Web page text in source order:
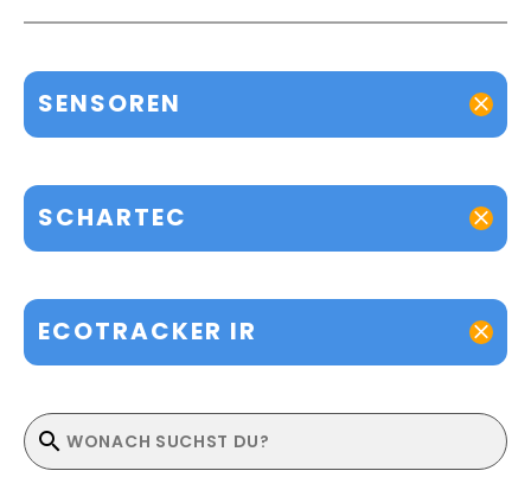
SENSOREN
SCHARTEC
ECOTRACKER IR